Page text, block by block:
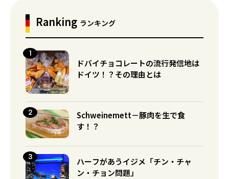
Ranking ランキング
ドバイチョコレートの流行発信地は
ドイツ！？その理由とは
Schweinemett－豚肉を生で食
す！？
ハーフがあうイジメ「チン・チャ
ン・チョン問題」